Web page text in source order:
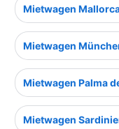
Mietwagen
Mietwagen
Mietwagen Palma
Mietwagen